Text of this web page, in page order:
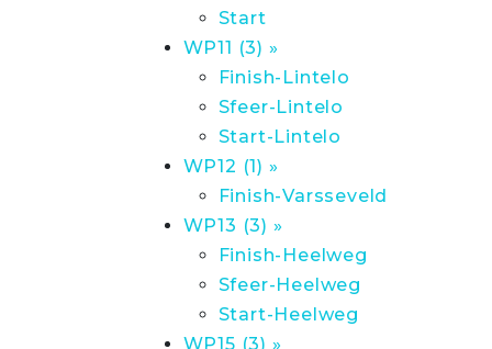
Start
WP11 (3) »
Finish-Lintelo
Sfeer-Lintelo
Start-Lintelo
WP12 (1) »
Finish-Varsseveld
WP13 (3) »
Finish-Heelweg
Sfeer-Heelweg
Start-Heelweg
WP15 (3) »